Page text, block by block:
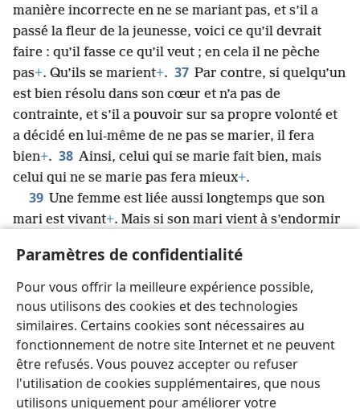
Paramètres de confidentialité
Pour vous offrir la meilleure expérience possible,
nous utilisons des cookies et des technologies
similaires. Certains cookies sont nécessaires au
fonctionnement de notre site Internet et ne peuvent
être refusés. Vous pouvez accepter ou refuser
l'utilisation de cookies supplémentaires, que nous
utilisons uniquement pour améliorer votre
manière incorrecte en ne se mariant pas, et s’il a
passé la fleur de la jeunesse, voici ce qu’il devrait
faire : qu’il fasse ce qu’il veut ; en cela il ne pèche
pas+. Qu’ils se marient+. 37 Par contre, si quelqu’un
est bien résolu dans son cœur et n’a pas de
contrainte, et s’il a pouvoir sur sa propre volonté et
a décidé en lui-même de ne pas se marier, il fera
bien+. 38 Ainsi, celui qui se marie fait bien, mais
celui qui ne se marie pas fera mieux+.
39 Une femme est liée aussi longtemps que son
mari est vivant+. Mais si son mari vient à s’endormir
veut, mais seulement avec un disciple du Seigneur
40 Cependant, à mon avis, elle est plus heureuse si
elle reste comme elle est ; et bien sûr, je pense avoir
moi aussi l’esprit de Dieu.